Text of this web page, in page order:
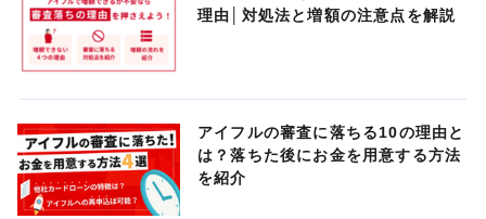
理由│対処法と増額の注意点を解説
アイフルの審査に落ちる10の理由と
は？落ちた後にお金を用意する方法
を紹介